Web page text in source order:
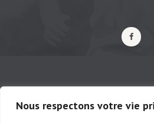
Nous respectons votre vie